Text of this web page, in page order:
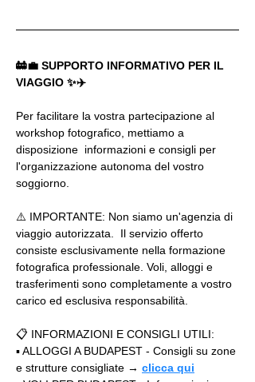
🚋💼 SUPPORTO INFORMATIVO PER IL
VIAGGIO ✨✈️
Per facilitare la vostra partecipazione al
workshop fotografico, mettiamo a
disposizione  informazioni e consigli per
l'organizzazione autonoma del vostro
soggiorno.
⚠️ IMPORTANTE: Non siamo un'agenzia di
viaggio autorizzata.  Il servizio offerto
consiste esclusivamente nella formazione
fotografica professionale. Voli, alloggi e
trasferimenti sono completamente a vostro
carico ed esclusiva responsabilità.
📋 INFORMAZIONI E CONSIGLI UTILI:
▪️ ALLOGGI A BUDAPEST - Consigli su zone
e strutture consigliate → clicca qui